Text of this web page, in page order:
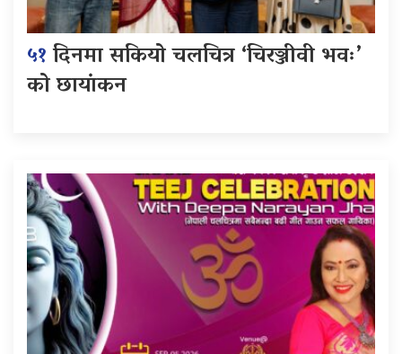
५१दिनमा सकियो चलचित्र ‘चिरञ्जीवी भवः’
को छायांकन